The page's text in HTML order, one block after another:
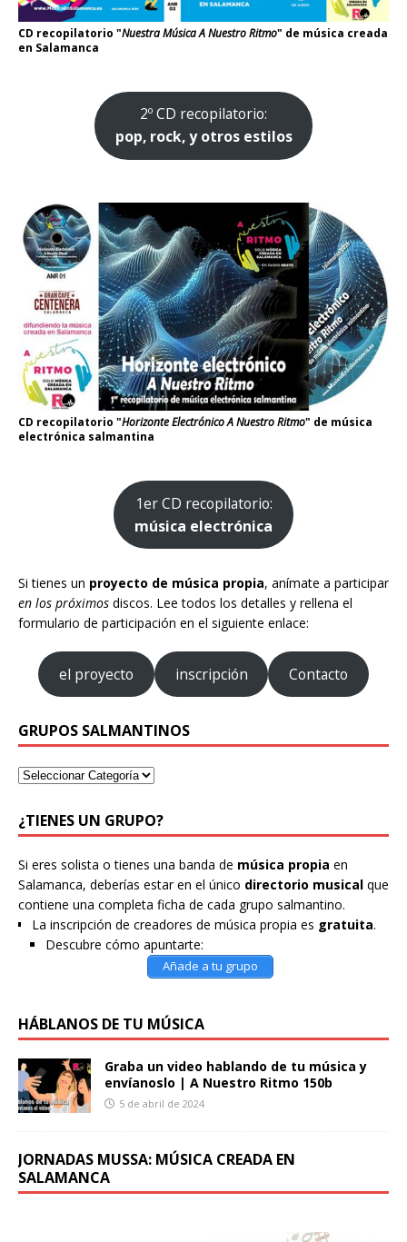
CD recopilatorio "Nuestra Música A Nuestro Ritmo" de música creada
en Salamanca
2º CD recopilatorio:
pop, rock, y otros estilos
CD recopilatorio "Horizonte Electrónico A Nuestro Ritmo" de música
electrónica salmantina
1er CD recopilatorio:
música electrónica
Si tienes un proyecto de música propia, anímate a participar
en los próximos discos. Lee todos los detalles y rellena el
formulario de participación en el siguiente enlace:
el proyecto inscripción Contacto
GRUPOS SALMANTINOS
¿TIENES UN GRUPO?
Si eres solista o tienes una banda de música propia en
Salamanca, deberías estar en el único directorio musical que
contiene una completa ficha de cada grupo salmantino.
La inscripción de creadores de música propia es gratuita.
Descubre cómo apuntarte:
Añade a tu grupo
HÁBLANOS DE TU MÚSICA
Graba un video hablando de tu música y
envíanoslo | A Nuestro Ritmo 150b
5 de abril de 2024
JORNADAS MUSSA: MÚSICA CREADA EN
SALAMANCA